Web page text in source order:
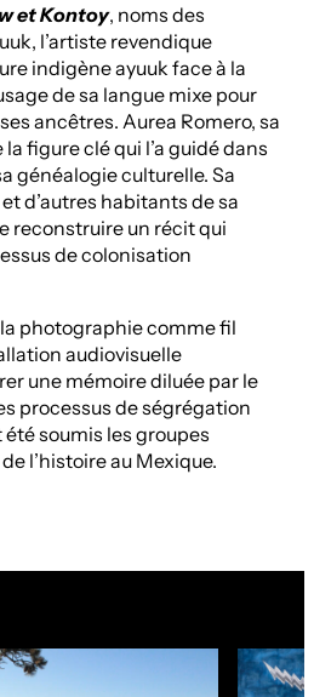
et Kontoy, noms des
l’artiste revendique
indigène ayuuk face à la
de sa langue mixe pour
ancêtres. Aurea Romero, sa
figure clé qui l’a guidé dans
généalogie culturelle. Sa
d’autres habitants de sa
reconstruire un récit qui
de colonisation
photographie comme fil
audiovisuelle
une mémoire diluée par le
processus de ségrégation
soumis les groupes
l’histoire au Mexique.